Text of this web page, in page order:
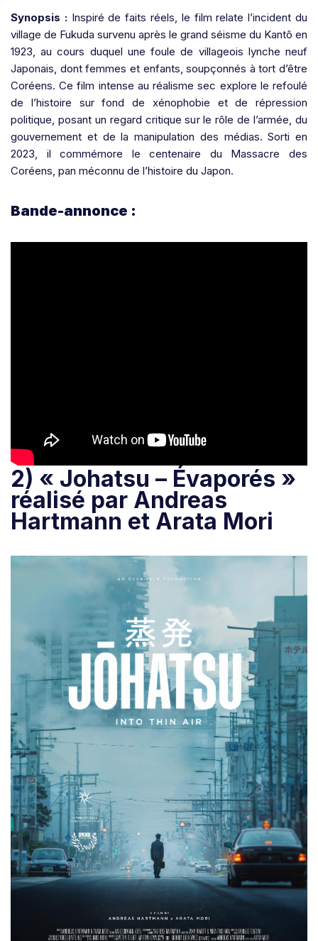
Synopsis : Inspiré de faits réels, le film relate l’incident du
village de Fukuda survenu après le grand séisme du Kantô en
1923, au cours duquel une foule de villageois lynche neuf
Japonais, dont femmes et enfants, soupçonnés à tort d’être
Coréens. Ce film intense au réalisme sec explore le refoulé
de l’histoire sur fond de xénophobie et de répression
politique, posant un regard critique sur le rôle de l’armée, du
gouvernement et de la manipulation des médias. Sorti en
2023, il commémore le centenaire du Massacre des
Coréens, pan méconnu de l’histoire du Japon.
Bande-annonce :
2) « Johatsu – Évaporés »
réalisé par Andreas
Hartmann et Arata Mori